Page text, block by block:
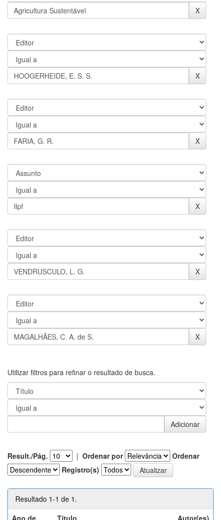
Utilizar filtros para refinar o resultado de busca.
Result./Pág. | Ordenar por
Ordenar
Registro(s)
Resultado 1-1 de 1.
Ano de
Título Autor(es)